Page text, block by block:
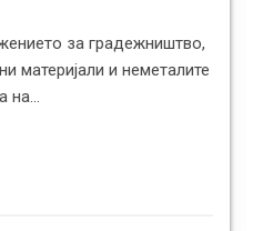
за градежништво,
материјали и неметалите